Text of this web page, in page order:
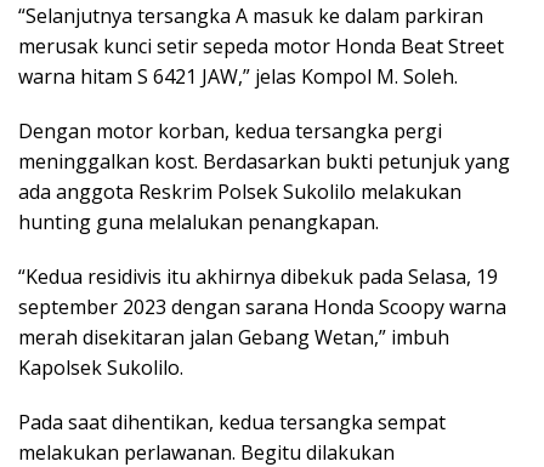
“Selanjutnya tersangka A masuk ke dalam parkiran
merusak kunci setir sepeda motor Honda Beat Street
warna hitam S 6421 JAW,” jelas Kompol M. Soleh.
Dengan motor korban, kedua tersangka pergi
meninggalkan kost. Berdasarkan bukti petunjuk yang
ada anggota Reskrim Polsek Sukolilo melakukan
hunting guna melalukan penangkapan.
“Kedua residivis itu akhirnya dibekuk pada Selasa, 19
september 2023 dengan sarana Honda Scoopy warna
merah disekitaran jalan Gebang Wetan,” imbuh
Kapolsek Sukolilo.
Pada saat dihentikan, kedua tersangka sempat
melakukan perlawanan. Begitu dilakukan